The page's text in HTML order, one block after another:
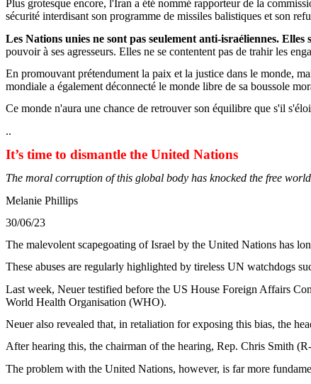
Plus grotesque encore, l'Iran a été nommé rapporteur de la
sécurité interdisant son programme de missiles balistiques et son
Les Nations unies ne sont pas seulement anti-israéliennes.
pouvoir à ses agresseurs. Elles ne se contentent pas de trahir les
En promouvant prétendument la paix et la justice dans le monde,
mondiale a également déconnecté le monde libre de sa boussole
Ce monde n'aura une chance de retrouver son équilibre que s'il
..
It’s time to dismantle the United Nations
The moral corruption ofthis global body has knocked the free
Melanie Phillips
30/06/23
The malevolent scapegoating of Israel by the United Nations has
These abuses are regularly highlighted by tireless UN watchdogs
Last week, Neuer testified before the US House Foreign Affairs
World Health Organisation (WHO).
Neuer also revealed that, in retaliation forexposing this bias, the
After hearing this, the chairman of the hearing, Rep. Chris Smith
The problem with the United Nations, however, is far more